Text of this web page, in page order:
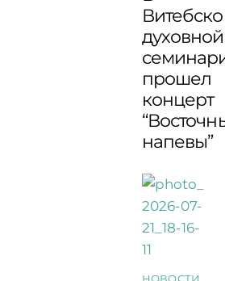
духовной
прошел
концерт
напевы”